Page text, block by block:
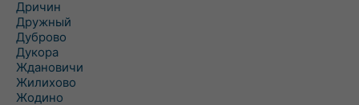
Дричин
Дружный
Дуброво
Дукора
Ждановичи
Жилихово
Жодино